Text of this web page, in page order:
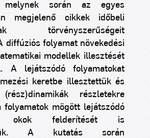
melynek során az egyes
megjelenő cikkek időbeli
törvényszerűségeit
diffúziós folyamat növekedési
modellek illesztését
A lejátszódó folyamatokat
keretbe illesztettük és
részletekre
folyamatok mögött lejátszódó
okok felderítését is
A kutatás során